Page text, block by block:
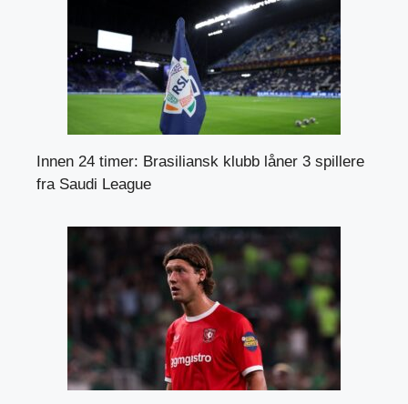
Innen 24 timer: Brasiliansk klubb låner 3 spillere
fra Saudi League